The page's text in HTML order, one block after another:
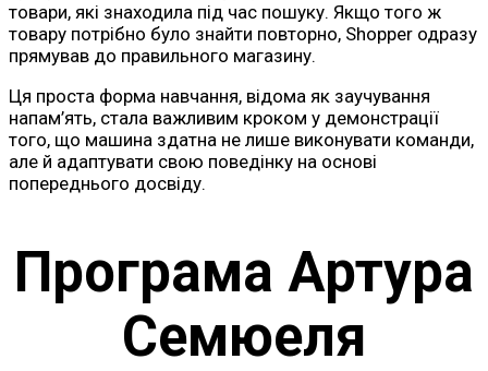
товари, які знаходила під час пошуку. Якщо того ж
товару потрібно було знайти повторно, Shopper одразу
прямував до правильного магазину.
Ця проста форма навчання, відома як заучування
напам’ять, стала важливим кроком у демонстрації
того, що машина здатна не лише виконувати команди,
але й адаптувати свою поведінку на основі
попереднього досвіду.
Програма Артура
Семюеля